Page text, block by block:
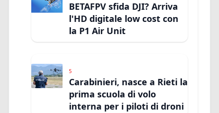
BETAFPV sfida DJI? Arriva
l'HD digitale low cost con
la P1 Air Unit
5
Carabinieri, nasce a Rieti la
prima scuola di volo
interna per i piloti di droni